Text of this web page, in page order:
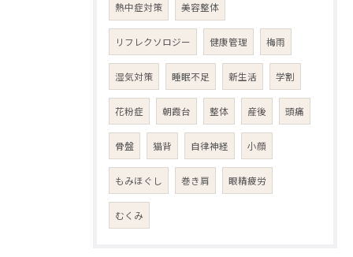
熱中症対策 美容整体
リフレクソロジー 健康管理 梅雨
湿気対策 睡眠不足 新生活 学割
花粉症 朝霞台 整体 産後 頭痛
骨盤 猫背 自律神経 小顔
もみほぐし 巻き肩 眼精疲労
むくみ